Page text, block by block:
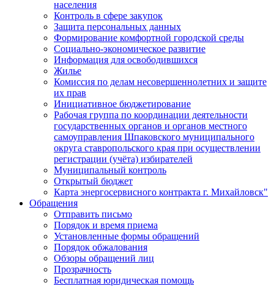
населения
Контроль в сфере закупок
Защита персональных данных
Формирование комфортной городской среды
Социально-экономическое развитие
Информация для освободившихся
Жилье
Комиссия по делам несовершеннолетних и защите
их прав
Инициативное бюджетирование
Рабочая группа по координации деятельности
государственных органов и органов местного
самоуправления Шпаковского муниципального
округа ставропольского края при осуществлении
регистрации (учёта) избирателей
Муниципальный контроль
Открытый бюджет
Карта энергосервисного контракта г. Михайловск"
Обращения
Отправить письмо
Порядок и время приема
Установленные формы обращений
Порядок обжалования
Обзоры обращений лиц
Прозрачность
Бесплатная юридическая помощь